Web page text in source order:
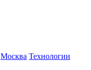
Москва Технологии